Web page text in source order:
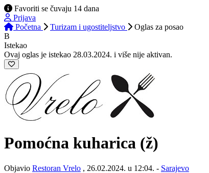
Favoriti se čuvaju 14 dana
Prijava
Početna
Turizam i ugostiteljstvo Oglas za posao
B
Istekao
Ovaj oglas je istekao 28.03.2024. i više nije aktivan.
Pomoćna kuharica (ž)
Objavio Restoran Vrelo , 26.02.2024. u 12:04. - Sarajevo